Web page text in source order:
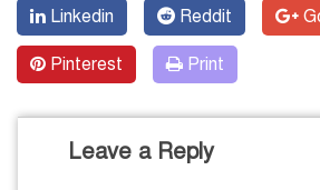
Linkedin Reddit
Pinterest Print
Leave a Reply